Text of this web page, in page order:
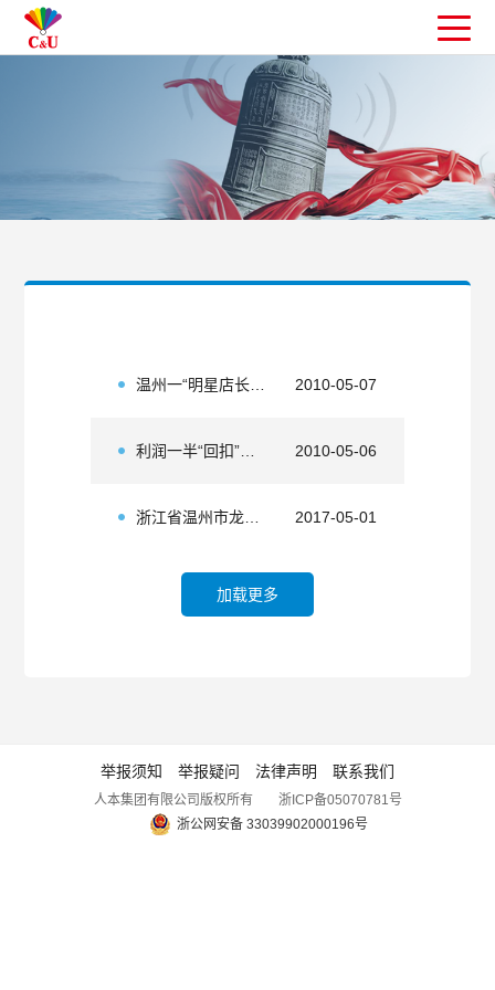
温州一“明星店长”兼守自盗侵占公款17万 2010-05-07
利润一半“回扣”给我 超市员工受贿被判刑 2010-05-06
浙江省温州市龙湾区人民法院关于张某职务侵占罪的刑事判决书 2017-05-01
加载更多
举报须知 举报疑问 法律声明 联系我们
人本集团有限公司版权所有
浙ICP备05070781号
浙公网安备 33039902000196号